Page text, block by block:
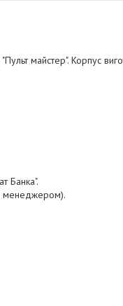
майстер". Корпус
Банка".
менеджером).